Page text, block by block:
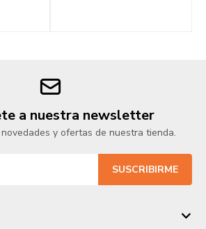
a nuestra newsletter
y ofertas de nuestra tienda.
SUSCRIBIRME